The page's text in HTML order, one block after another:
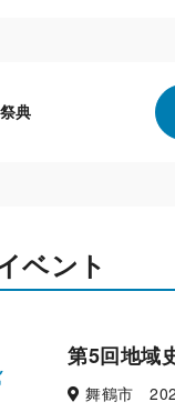
典
ベント
第5回地域
舞鶴市